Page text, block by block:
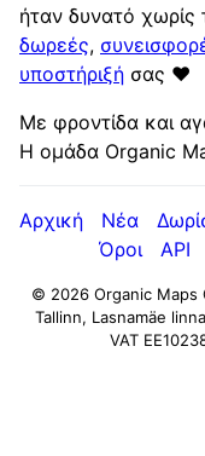
ήταν δυνατό χωρίς
δωρεές,
υποστήριξή σας ❤️
Με φροντίδα και
Η ομάδα Organic
Αρχική Νέα
Όροι
API
© 2026 Organic Maps
Tallinn, Lasnamäe
VAT